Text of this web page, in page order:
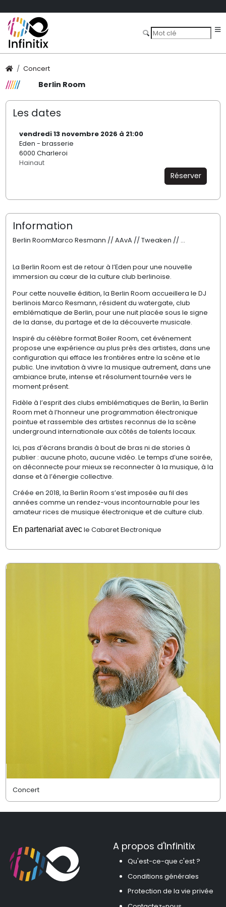
Concert
Berlin Room
Les dates
vendredi 13 novembre 2026 à 21:00
Eden - brasserie
6000 Charleroi
Hainaut
Réserver
Information
Berlin RoomMarco Resmann // AAvA // Tweaken // ...
La Berlin Room est de retour à l’Eden pour une nouvelle
immersion au cœur de la culture club berlinoise.
Pour cette nouvelle édition, la Berlin Room accueillera le DJ
berlinois Marco Resmann, résident du watergate, club
emblématique de Berlin, pour une nuit placée sous le signe
de la danse, du partage et de la découverte musicale.
Inspiré du célèbre format Boiler Room, cet événement
propose une expérience au plus près des artistes, dans une
configuration qui efface les frontières entre la scène et le
public. Une invitation à vivre la musique autrement, dans une
ambiance brute, intense et résolument tournée vers le
moment présent.
Fidèle à l’esprit des clubs emblématiques de Berlin, la Berlin
Room met à l’honneur une programmation électronique
pointue et rassemble des artistes reconnus de la scène
underground internationale aux côtés de talents locaux.
Ici, pas d’écrans brandis à bout de bras ni de stories à
publier : aucune photo, aucune vidéo. Le temps d’une soirée,
on déconnecte pour mieux se reconnecter à la musique, à la
danse et à l’énergie collective.
Créée en 2018, la Berlin Room s’est imposée au fil des
années comme un rendez-vous incontournable pour les
amateur·rices de musique électronique et de culture club.
En partenariat avecle Cabaret Electronique
Concert
A propos d'Infinitix
Qu'est-ce-que c'est ?
Conditions générales
Protection de la vie privée